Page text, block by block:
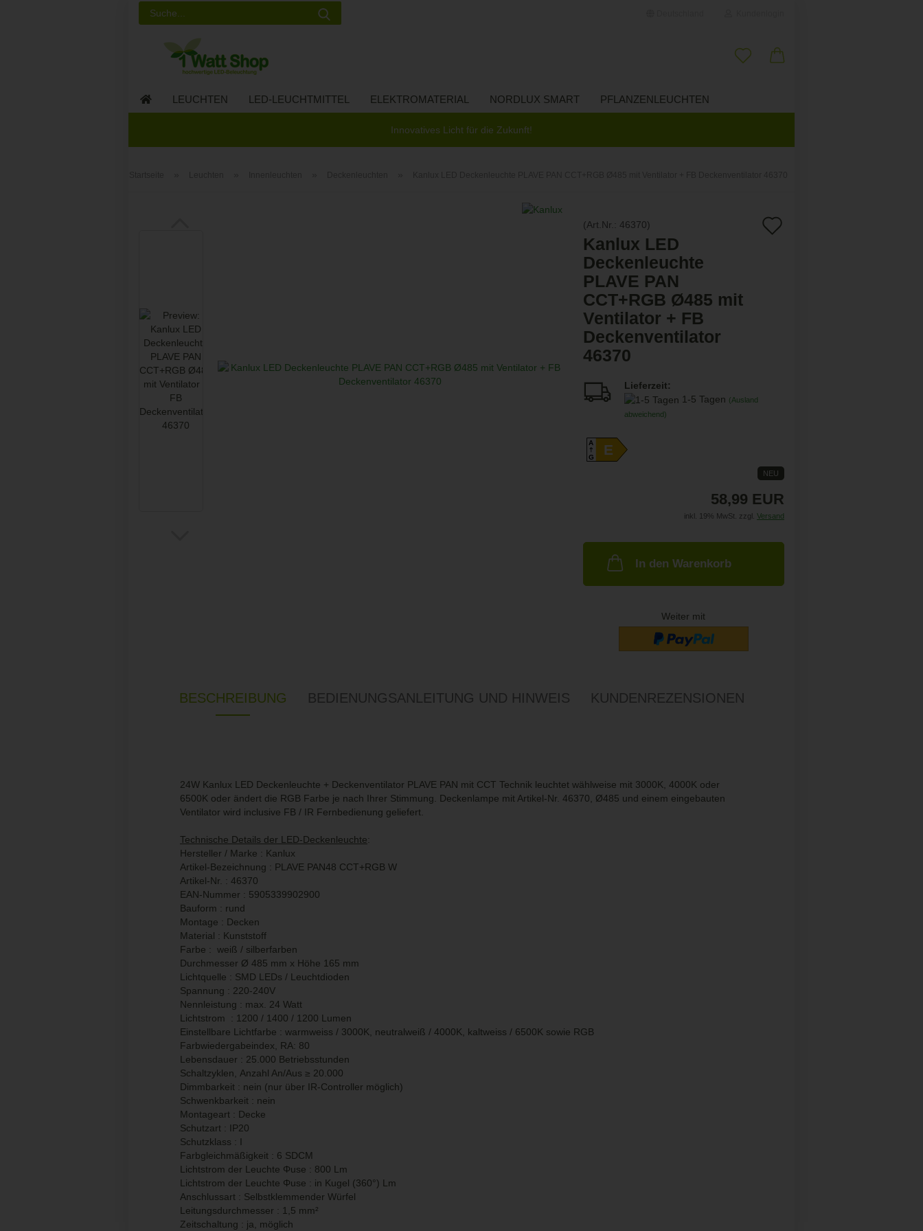
Passwort vergessen?
Innovatives Licht für die Zukunft!
LEUCHTEN LED-LEUCHTMITTEL ELEKTROMATERIAL NORDLUX SMART PFLANZENLEUCHTEN
(Art.Nr.: 46370)
Kanlux LED
Deckenleuchte
PLAVE PAN
CCT+RGB Ø485 mit
Ventilator + FB
Deckenventilator
46370
Lieferzeit:
1-5 Tagen (Ausland
abweichend)
A
GE
NEU
58,99 EUR
inkl. 19% MwSt. zzgl. Versand
In den Warenkorb
Weiter mit
BESCHREIBUNG BEDIENUNGSANLEITUNG UND HINWEIS KUNDENREZENSIONEN
24W Kanlux LED Deckenleuchte + Deckenventilator PLAVE PAN mit CCT Technik leuchtet wählweise mit 3000K, 4000K oder
6500K oder ändert die RGB Farbe je nach Ihrer Stimmung. Deckenlampe mit Artikel-Nr. 46370, Ø485 und einem eingebauten
Ventilator wird inclusive FB / IR Fernbedienung geliefert.
Technische Details der LED-Deckenleuchte:
Hersteller / Marke : Kanlux
Artikel-Bezeichnung : PLAVE PAN48 CCT+RGB W
Artikel-Nr. : 46370
EAN-Nummer : 5905339902900
Bauform : rund
Montage : Decken
Material : Kunststoff
Farbe : weiß / silberfarben
Durchmesser Ø 485 mm x Höhe 165 mm
Lichtquelle : SMD LEDs / Leuchtdioden
Spannung : 220-240V
Nennleistung : max. 24 Watt
Lichtstrom : 1200 / 1400 / 1200 Lumen
Einstellbare Lichtfarbe : warmweiss / 3000K, neutralweiß / 4000K, kaltweiss / 6500K sowie RGB
Farbwiedergabeindex, RA: 80
Lebensdauer : 25.000 Betriebsstunden
Schaltzyklen, Anzahl An/Aus ≥ 20.000
Dimmbarkeit : nein (nur über IR-Controller möglich)
Schwenkbarkeit : nein
Montageart : Decke
Schutzart : IP20
Schutzklass : I
Farbgleichmäßigkeit : 6 SDCM
Lichtstrom der Leuchte Φuse : 800 Lm
Lichtstrom der Leuchte Φuse : in Kugel (360°) Lm
Anschlussart : Selbstklemmender Würfel
Leitungsdurchmesser : 1,5 mm²
Zeitschaltung : ja, möglich